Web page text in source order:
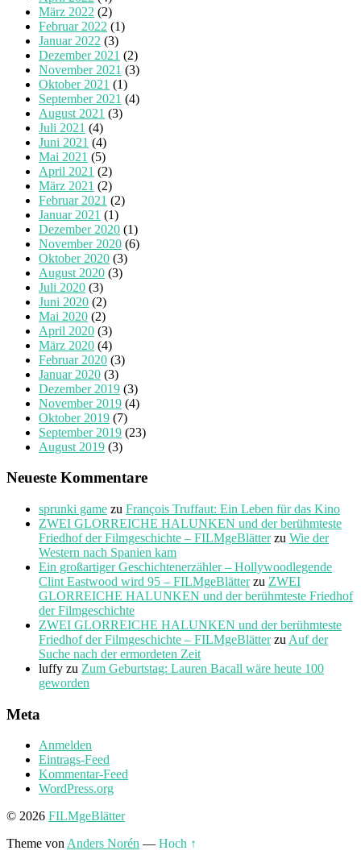
März 2022 (2)
Februar 2022 (1)
Januar 2022 (3)
Dezember 2021 (2)
November 2021 (3)
Oktober 2021 (1)
September 2021 (4)
August 2021 (3)
Juli 2021 (4)
Juni 2021 (4)
Mai 2021 (5)
April 2021 (2)
März 2021 (2)
Februar 2021 (2)
Januar 2021 (1)
Dezember 2020 (1)
November 2020 (6)
Oktober 2020 (3)
August 2020 (3)
Juli 2020 (3)
Juni 2020 (2)
Mai 2020 (2)
April 2020 (3)
März 2020 (4)
Februar 2020 (3)
Januar 2020 (3)
Dezember 2019 (3)
November 2019 (4)
Oktober 2019 (7)
September 2019 (23)
August 2019 (3)
Neueste Kommentare
sprunki game zu François Truffaut: Ein Leben für das Kino
ZWEI GLORREICHE HALUNKEN und der berühmteste
Friedhof der Filmgeschichte – FILMgeBlätterzu Wie der
Western nach Spanien kam
Ein großartiger Geschichtenerzähler – Hollywoodlegende
Clint Eastwood wird 95 – FILMgeBlätterzu ZWEI
GLORREICHE HALUNKEN und der berühmteste Friedhof
der Filmgeschichte
ZWEI GLORREICHE HALUNKEN und der berühmteste
Friedhof der Filmgeschichte – FILMgeBlätterzu Auf der
Suche nach der ermordeten Zeit
luffy zu Zum Geburtstag: Lauren Bacall wäre heute 100
geworden
Meta
Anmelden
Eintrags-Feed
Kommentar-Feed
WordPress.org
© 2026 FILMgeBlätter
Theme vonAnders Norén — Hoch ↑